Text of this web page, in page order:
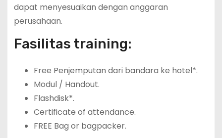
dapat menyesuaikan dengan anggaran
perusahaan.
Fasilitas training:
Free Penjemputan dari bandara ke hotel*.
Modul / Handout.
Flashdisk*.
Certificate of attendance.
FREE Bag or bagpacker.